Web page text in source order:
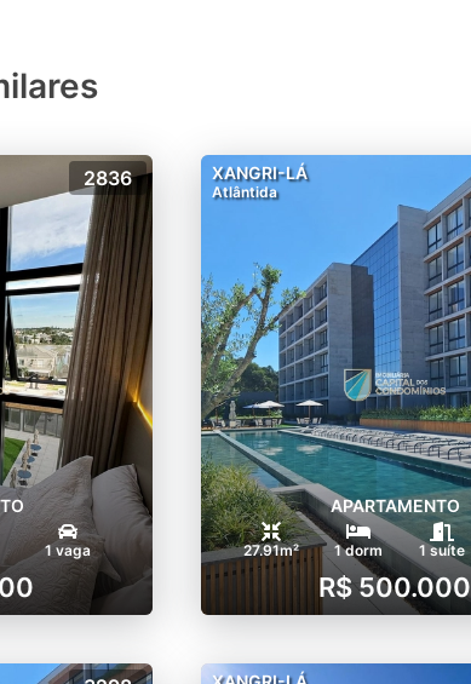
de Gramado/RS.
2836
1 vaga
XANGRI-LÁ
Atlântida
APARTAMENTO
27.91m² 1 dorm 1 suíte
R$ 500.000